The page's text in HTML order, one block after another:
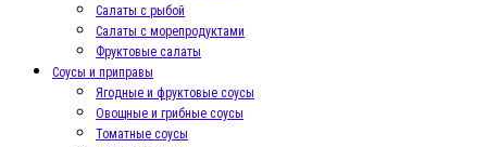
Салаты с рыбой
Салаты с морепродуктами
Фруктовые салаты
Соусы и приправы
Ягодные и фруктовые соусы
Овощные и грибные соусы
Томатные соусы